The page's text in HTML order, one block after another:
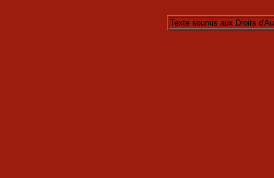
Texte soumis aux Droits